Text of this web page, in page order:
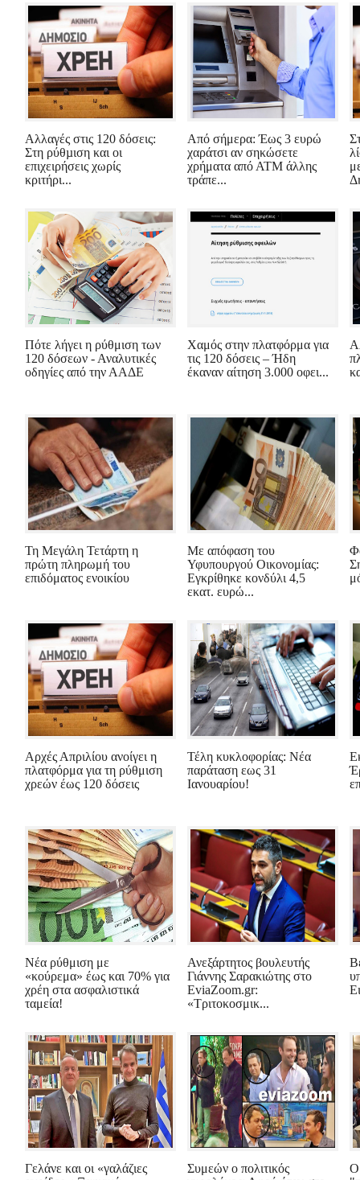
Αλλαγές στις 120 δόσεις:
Στη ρύθµιση και οι
επιχειρήσεις χωρίς
κριτήρι...
Από σήμερα: Έως 3 ευρώ
χαράτσι αν σηκώσετε
χρήματα από ΑΤΜ άλλης
τράπε...
Πότε λήγει η ρύθμιση των
120 δόσεων - Αναλυτικές
οδηγίες από την ΑΑΔΕ
Χαμός στην πλατφόρμα για
τις 120 δόσεις – Ήδη
έκαναν αίτηση 3.000 οφει...
Τη Μεγάλη Τετάρτη η
πρώτη πληρωμή του
επιδόματος ενοικίου
Με απόφαση του
Υφυπουργού Οικονομίας:
Εγκρίθηκε κονδύλι 4,5
εκατ. ευρώ...
Αρχές Απριλίου ανοίγει η
πλατφόρμα για τη ρύθμιση
χρεών έως 120 δόσεις
Τέλη κυκλοφορίας: Νέα
παράταση εως 31
Ιανουαρίου!
Νέα ρύθμιση με
«κούρεμα» έως και 70% για
χρέη στα ασφαλιστικά
ταμεία!
Ανεξάρτητος βουλευτής
Γιάννης Σαρακιώτης στο
EviaZoom.gr:
«Τριτοκοσμικ...
Γελάνε και οι «γαλάζιες
Συμεών ο πολιτικός